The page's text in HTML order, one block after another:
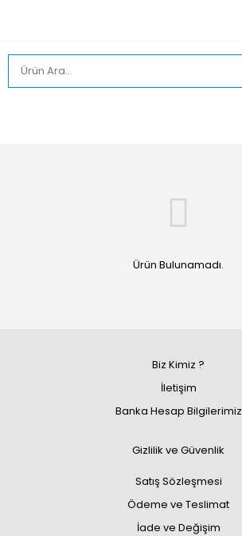
Ürün Bulunamadı.
Biz Kimiz ?
İletişim
Banka Hesap Bilgilerimiz
Gizlilik ve Güvenlik
Satış Sözleşmesi
Ödeme ve Teslimat
İade ve Değişim